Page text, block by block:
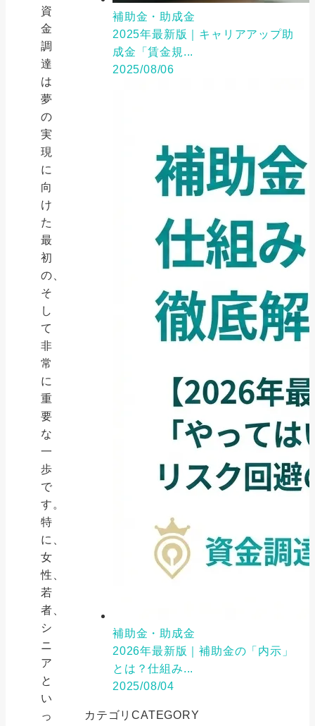
資
金
調
達
は
夢
の
実
現
に
向
け
た
最
初
の、
そ
し
て
非
常
に
重
要
な
一
歩
で
す。
特
に、
女
性、
若
者、
シ
ニ
ア
と
い
っ
補助金・助成金
2025年最新版｜キャリアアップ助
成金「賃金規...
2025/08/06
補助金・助成金
2026年最新版｜補助金の「内示」
とは？仕組み...
2025/08/04
カテゴリCATEGORY